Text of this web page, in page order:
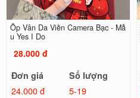
Ốp Vân Da Viền Camera Bạc - Mẫ
u Yes I Do
28.000 đ
Đơn giá
Số lượng
24.000 đ
5-19